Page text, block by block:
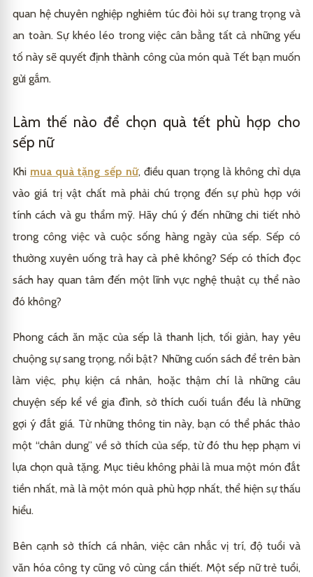
quan hệ chuyên nghiệp nghiêm túc đòi hỏi sự trang trọng và
an toàn. Sự khéo léo trong việc cân bằng tất cả những yếu
tố này sẽ quyết định thành công của món quà Tết bạn muốn
gửi gắm.
Làm thế nào để chọn quà tết phù hợp cho
sếp nữ
Khi mua quà tặng sếp nữ, điều quan trọng là không chỉ dựa
vào giá trị vật chất mà phải chú trọng đến sự phù hợp với
tính cách và gu thẩm mỹ. Hãy chú ý đến những chi tiết nhỏ
trong công việc và cuộc sống hàng ngày của sếp. Sếp có
thường xuyên uống trà hay cà phê không? Sếp có thích đọc
sách hay quan tâm đến một lĩnh vực nghệ thuật cụ thể nào
đó không?
Phong cách ăn mặc của sếp là thanh lịch, tối giản, hay yêu
chuộng sự sang trọng, nổi bật? Những cuốn sách để trên bàn
làm việc, phụ kiện cá nhân, hoặc thậm chí là những câu
chuyện sếp kể về gia đình, sở thích cuối tuần đều là những
gợi ý đắt giá. Từ những thông tin này, bạn có thể phác thảo
một “chân dung” về sở thích của sếp, từ đó thu hẹp phạm vi
lựa chọn quà tặng. Mục tiêu không phải là mua một món đắt
tiền nhất, mà là một món quà phù hợp nhất, thể hiện sự thấu
hiểu.
Bên cạnh sở thích cá nhân, việc cân nhắc vị trí, độ tuổi và
văn hóa công ty cũng vô cùng cần thiết. Một sếp nữ trẻ tuổi,